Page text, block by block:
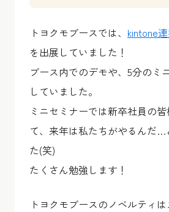
トヨクモブースでは、 kintone
を出展していました！
ブース内でのデモや、5分のミ
していました。
ミニセミナーでは新卒社員の
て、来年は私たちがやるんだ…
た(笑)
たくさん勉強します！
トヨクモブースのノベルティ